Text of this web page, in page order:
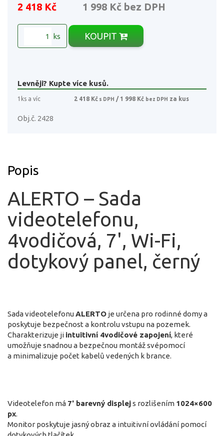
2 418 Kč 1 998 Kč bez DPH
ks KOUPIT
Levněji? Kupte více kusů.
1ks a víc 2 418 Kč s DPH / 1 998 Kč bez DPH za kus
Obj.č. 2428
Popis
ALERTO – Sada
videotelefonu,
4vodičová, 7', Wi-Fi,
dotykový panel, černý
Sada videotelefonuALERTO je určena pro rodinné domy a
poskytuje bezpečnost a kontrolu vstupu na pozemek.
Charakterizuje ji intuitivní 4vodičové zapojení, které
umožňuje snadnou a bezpečnou montáž svépomocí
a minimalizuje počet kabelů vedených k brance.
Videotelefon má 7' barevný displejs rozlišením 1024×600
px.
Monitor poskytuje jasný obraz a intuitivní ovládání pomocí